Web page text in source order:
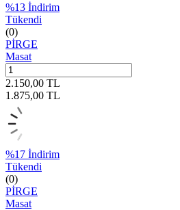
%13 İndirim
Tükendi
(0)
PİRGE
Masat
2.150,00 TL
1.875,00 TL
%17 İndirim
Tükendi
(0)
PİRGE
Masat